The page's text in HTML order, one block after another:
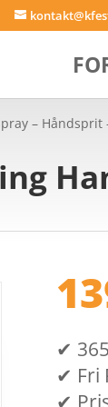
– Håndsprit
✔
✔ Fri
✔